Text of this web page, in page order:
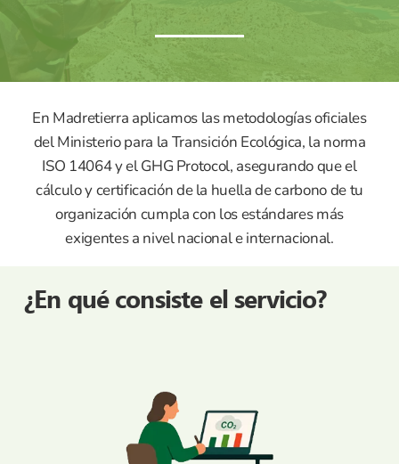
En Madretierra aplicamos las metodologías oficiales
del Ministerio para la Transición Ecológica, la norma
ISO 14064 y el GHG Protocol, asegurando que el
cálculo y certificación de la huella de carbono de tu
organización cumpla con los estándares más
exigentes a nivel nacional e internacional.
¿En qué consiste el servicio?